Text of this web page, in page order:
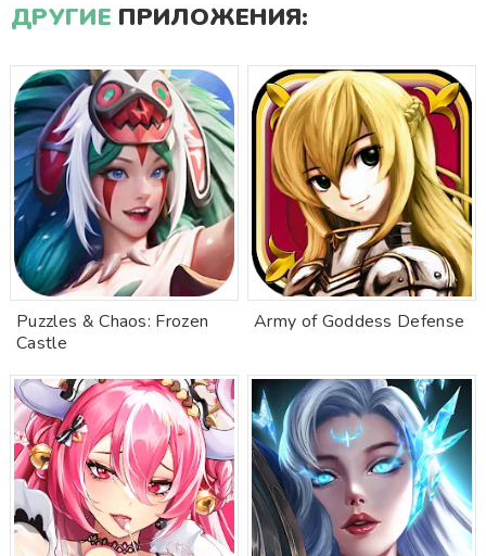
ДРУГИЕ ПРИЛОЖЕНИЯ:
Puzzles & Chaos: Frozen
Castle
Army of Goddess Defense